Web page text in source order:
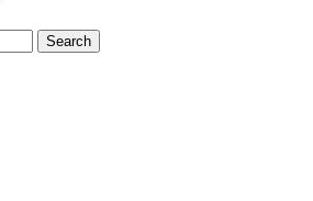
Search